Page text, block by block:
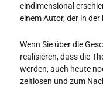
eindimensional
einem Autor, der in
Wenn Sie über die
realisieren, dass die
werden, auch heute
zeitlosen und zum